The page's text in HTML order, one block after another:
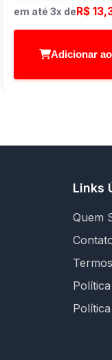
em até 3x deR$
Adicionar
Links
Quem